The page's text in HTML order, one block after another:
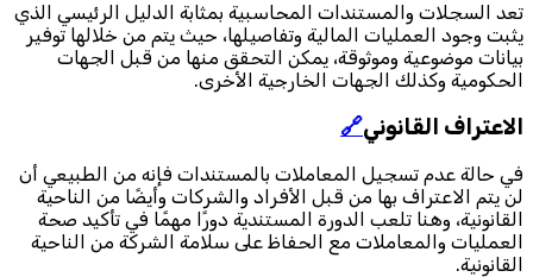
تعد السجلات والمستندات المحاسبية بمثابة الدليل الرئيسي الذي
يثبت وجود العمليات المالية وتفاصيلها، حيث يتم من خلالها توفير
بيانات موضوعية وموثوقة، يمكن التحقق منها من قبل الجهات
الحكومية وكذلك الجهات الخارجية الأخرى.
الاعتراف القانوني🔗
في حالة عدم تسجيل المعاملات بالمستندات فإنه من الطبيعي أن
لن يتم الاعتراف بها من قبل الأفراد والشركات وأيضًا من الناحية
القانونية، وهنا تلعب الدورة المستندية دورًا مهمًا في تأكيد صحة
العمليات والمعاملات مع الحفاظ على سلامة الشركة من الناحية
القانونية.